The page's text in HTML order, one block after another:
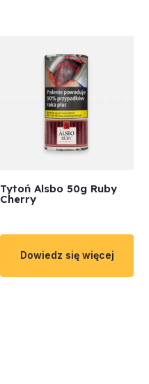
Tytoń Alsbo 50g Ruby
Cherry
Dowiedz się więcej